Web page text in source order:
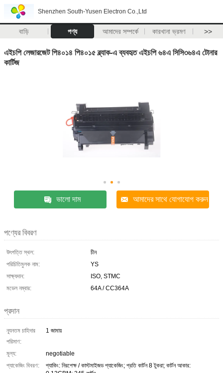
Shenzhen South-Yusen Electron Co.,Ltd
বাড়ি পণ্য আমাদের সম্পর্কে কারখানা ভ্রমণ >>
এইচপি লেজারজেট পি৪০১৪ পি৪০১৫ ব্ল্যাক-এ ব্যবহৃত এইচপি ৬৪এ সিসি৩৬৪এ টোনার
কার্টিজ
ভালো দাম আমাদের সাথে যোগাযোগ করুন
পণ্যের বিবরণ
উৎপত্তি স্থল:
চীন
পরিচিতিমুলক নাম:
YS
সাক্ষ্যদান:
ISO, STMC
মডেল নম্বার:
64A / CC364A
প্রদান
ন্যূনতম চাহিদার
পরিমাণ:
1 জামায়
মূল্য:
negotiable
প্যাকেজিং বিবরণ:
প্যাকিং: নিরপেক্ষ / কাস্টমাইজড প্যাকেজিং; প্রতি কার্টন 8 টুকরা; কার্টন আকার: